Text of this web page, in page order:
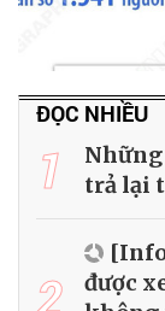
ĐỌC NHIỀU
1
trả lại
2
được